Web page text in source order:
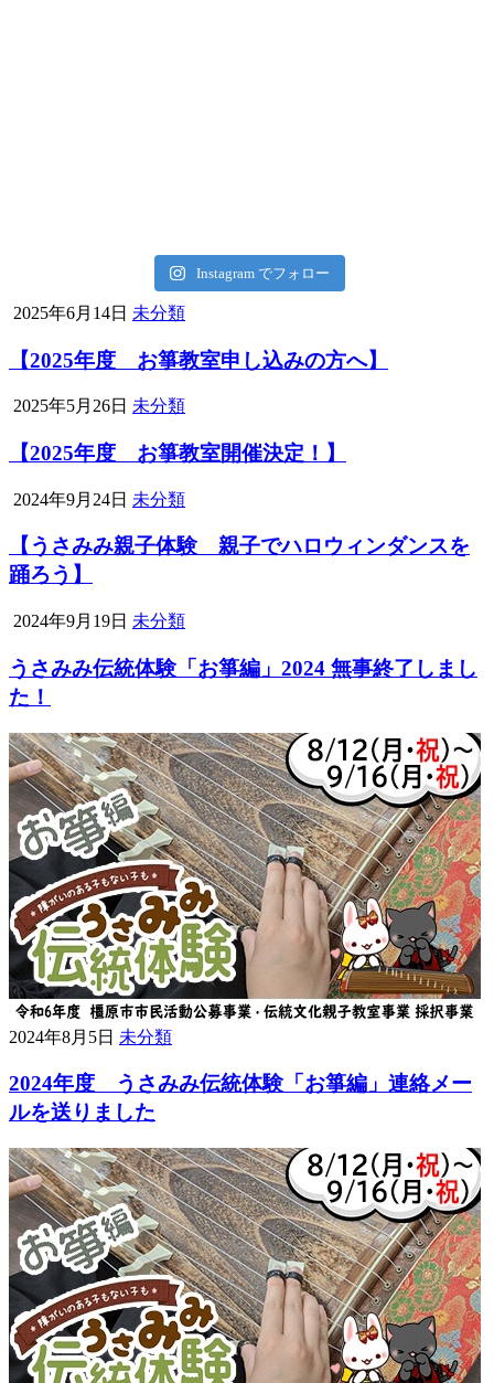
Instagram でフォロー
2025年6月14日 未分類
【2025年度 お箏教室申し込みの方へ】
2025年5月26日 未分類
【2025年度 お箏教室開催決定！】
2024年9月24日 未分類
【うさみみ親子体験 親子でハロウィンダンスを
踊ろう】
2024年9月19日 未分類
うさみみ伝統体験「お箏編」2024 無事終了しまし
た！
2024年8月5日 未分類
2024年度 うさみみ伝統体験「お箏編」連絡メー
ルを送りました